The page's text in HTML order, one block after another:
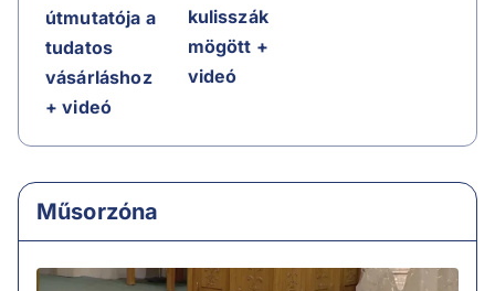
útmutatója a
tudatos
vásárláshoz
+ videó
kulisszák
mögött +
videó
Műsorzóna